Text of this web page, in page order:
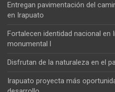
Entregan pavimentación del
en Irapuato
Fortalecen identidad nacional en
monumental l
Disfrutan de la naturaleza en el
Irapuato proyecta más